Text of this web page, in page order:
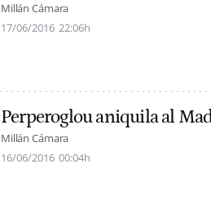
Millán Cámara
17/06/2016 22:06h
Perperoglou aniquila al
Millán Cámara
16/06/2016 00:04h